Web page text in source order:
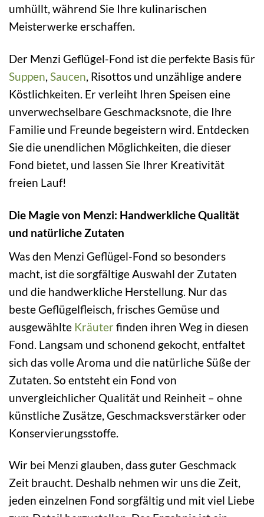
umhüllt, während Sie Ihre kulinarischen
Meisterwerke erschaffen.
Der Menzi Geflügel-Fond ist die perfekte Basis für
Suppen, Saucen, Risottos und unzählige andere
Köstlichkeiten. Er verleiht Ihren Speisen eine
unverwechselbare Geschmacksnote, die Ihre
Familie und Freunde begeistern wird. Entdecken
Sie die unendlichen Möglichkeiten, die dieser
Fond bietet, und lassen Sie Ihrer Kreativität
freien Lauf!
Die Magie von Menzi: Handwerkliche Qualität
und natürliche Zutaten
Was den Menzi Geflügel-Fond so besonders
macht, ist die sorgfältige Auswahl der Zutaten
und die handwerkliche Herstellung. Nur das
beste Geflügelfleisch, frisches Gemüse und
ausgewählte Kräuter finden ihren Weg in diesen
Fond. Langsam und schonend gekocht, entfaltet
sich das volle Aroma und die natürliche Süße der
Zutaten. So entsteht ein Fond von
unvergleichlicher Qualität und Reinheit – ohne
künstliche Zusätze, Geschmacksverstärker oder
Konservierungsstoffe.
Wir bei Menzi glauben, dass guter Geschmack
Zeit braucht. Deshalb nehmen wir uns die Zeit,
jeden einzelnen Fond sorgfältig und mit viel Liebe